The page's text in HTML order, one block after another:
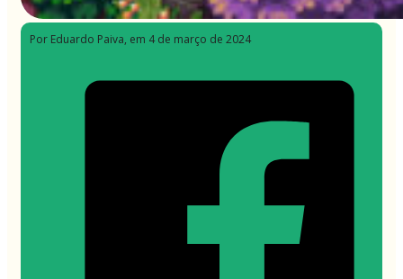
Por Eduardo Paiva, em 4 de março de 2024